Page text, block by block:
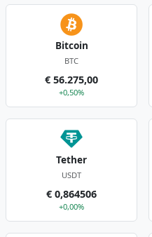
Bitcoin
BTC
€ 56.275,00
+0,50%
Tether
USDT
€ 0,864506
+0,00%